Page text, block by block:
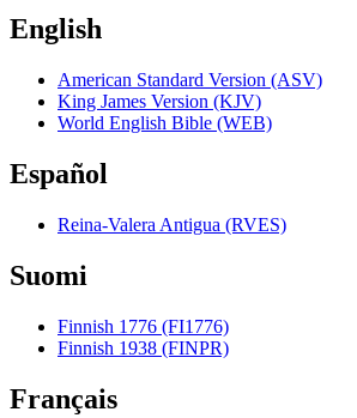
English
American Standard Version (ASV)
King James Version (KJV)
World English Bible (WEB)
Español
Reina-Valera Antigua (RVES)
Suomi
Finnish 1776 (FI1776)
Finnish 1938 (FINPR)
Français